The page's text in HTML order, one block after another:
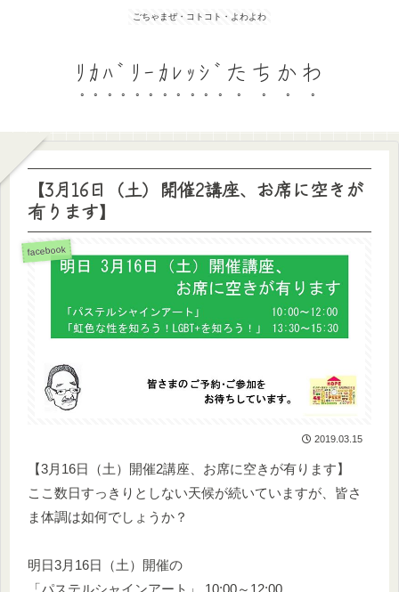
ごちゃまぜ・コトコト・よわよわ
ﾘｶﾊﾞﾘｰｶﾚｯｼﾞたちかわ
【3月16日（土）開催2講座、お席に空きが
有ります】
facebook
2019.03.15
【3月16日（土）開催2講座、お席に空きが有ります】
ここ数日すっきりとしない天候が続いていますが、皆さ
ま体調は如何でしょうか？
明日3月16日（土）開催の